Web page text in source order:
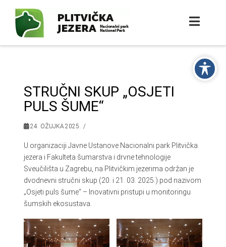
STRUČNI SKUP „OSJETI
PULS ŠUME“
24. OŽUJKA 2025.
U organizaciji Javne Ustanove Nacionalni park Plitvička
jezera i Fakulteta šumarstva i drvne tehnologije
Sveučilišta u Zagrebu, na Plitvičkim jezerima održan je
dvodnevni stručni skup (20. i 21. 03. 2025.) pod nazivom
„Osjeti puls šume“ – Inovativni pristupi u monitoringu
šumskih ekosustava.